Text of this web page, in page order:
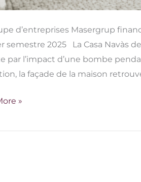
d’entreprises Masergrup
semestre 2025 La Casa Navàs
par l’impact d’une bombe
la façade de la maison
»